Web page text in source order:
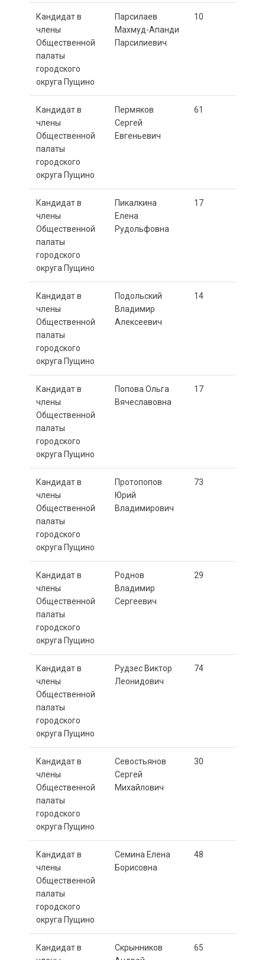
Кандидат в
члены
Общественной
палаты
городского
округа Пущино
Парсилаев
Махмуд-Апанди
Парсилиевич
10
Кандидат в
члены
Общественной
палаты
городского
округа Пущино
Пермяков
Сергей
Евгеньевич
61
Кандидат в
члены
Общественной
палаты
городского
округа Пущино
Пикалкина
Елена
Рудольфовна
17
Кандидат в
члены
Общественной
палаты
городского
округа Пущино
Подольский
Владимир
Алексеевич
14
Кандидат в
члены
Общественной
палаты
городского
округа Пущино
Попова Ольга
Вячеславовна
17
Кандидат в
члены
Общественной
палаты
городского
округа Пущино
Протопопов
Юрий
Владимирович
73
Кандидат в
члены
Общественной
палаты
городского
округа Пущино
Роднов
Владимир
Сергеевич
29
Кандидат в
члены
Общественной
палаты
городского
округа Пущино
Рудзес Виктор
Леонидович
74
Кандидат в
члены
Общественной
палаты
городского
округа Пущино
Севостьянов
Сергей
Михайлович
30
Кандидат в
члены
Общественной
палаты
городского
округа Пущино
Семина Елена
Борисовна
48
Кандидат в
Скрынников
65